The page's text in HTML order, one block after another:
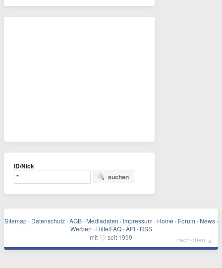
ID/Nick
suchen
Sitemap · Datenschutz · AGB · Mediadaten · Impressum · Home · Forum · News ·
Werben · Hilfe/FAQ · API · RSS
mit ♡ seit 1999 nach oben ▲